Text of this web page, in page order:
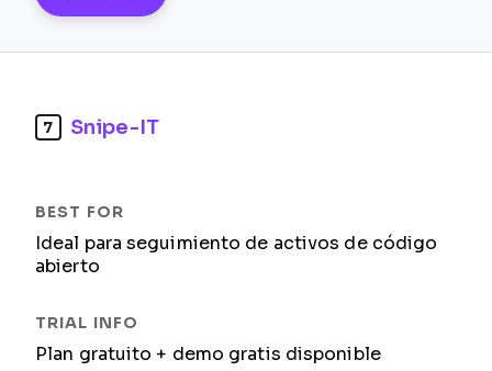
7 Snipe-IT
Ideal para seguimiento de activos de código
abierto
Plan gratuito + demo gratis disponible